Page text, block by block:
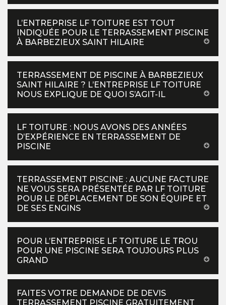
L’ENTREPRISE LF TOITURE EST TOUT
INDIQUÉE POUR LE TERRASSEMENT PISCINE
À BARBEZIEUX SAINT HILAIRE
TERRASSEMENT DE PISCINE À BARBEZIEUX
SAINT HILAIRE ? L’ENTREPRISE LF TOITURE
NOUS EXPLIQUE DE QUOI S’AGIT-IL
LF TOITURE : NOUS AVONS DES ANNÉES
D’EXPÉRIENCE EN TERRASSEMENT DE
PISCINE
TERRASSEMENT PISCINE : AUCUNE FACTURE
NE VOUS SERA PRÉSENTÉE PAR LF TOITURE
POUR LE DÉPLACEMENT DE SON ÉQUIPE ET
DE SES ENGINS
POUR L’ENTREPRISE LF TOITURE LE TROU
POUR UNE PISCINE SERA TOUJOURS PLUS
GRAND
FAITES VOTRE DEMANDE DE DEVIS
TERRASSEMENT PISCINE GRATUITEMENT